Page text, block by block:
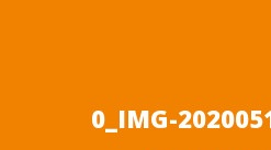
0_IMG-